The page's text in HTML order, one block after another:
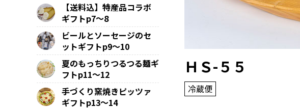
ＨＳ-５５
冷蔵便
【送料込】特産品コラボ
ギフトp7～8
ビールとソーセージのセ
ットギフトp9～10
夏のもっちりつるつる麺ギ
フトp11～12
手づくり窯焼きピッツァ
ギフトp13～14